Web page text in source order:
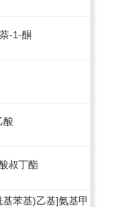
-1-酮
酸
叔丁酯
苯基)乙基]氨基甲